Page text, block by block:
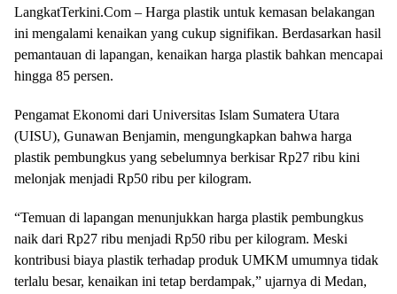
LangkatTerkini.Com – Harga plastik untuk kemasan belakangan
ini mengalami kenaikan yang cukup signifikan. Berdasarkan hasil
pemantauan di lapangan, kenaikan harga plastik bahkan mencapai
hingga 85 persen.
Pengamat Ekonomi dari Universitas Islam Sumatera Utara
(UISU), Gunawan Benjamin, mengungkapkan bahwa harga
plastik pembungkus yang sebelumnya berkisar Rp27 ribu kini
melonjak menjadi Rp50 ribu per kilogram.
“Temuan di lapangan menunjukkan harga plastik pembungkus
naik dari Rp27 ribu menjadi Rp50 ribu per kilogram. Meski
kontribusi biaya plastik terhadap produk UMKM umumnya tidak
terlalu besar, kenaikan ini tetap berdampak,” ujarnya di Medan,